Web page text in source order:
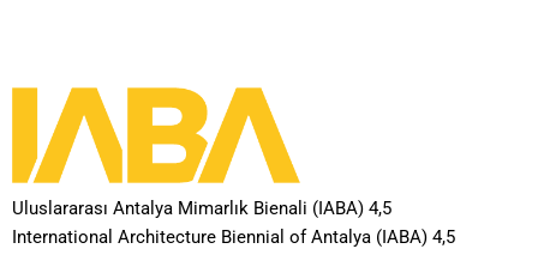
Uluslararası Antalya Mimarlık Bienali (IABA) 4,5
International Architecture Biennial of Antalya (IABA) 4,5